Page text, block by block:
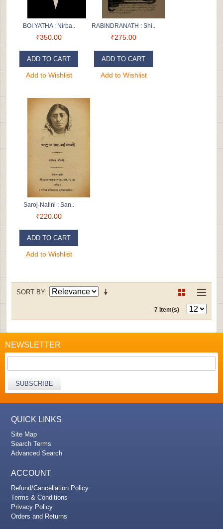
BOI YATHA : Nirba..
₹350.00
ADD TO CART
Add to Wishlist
RABINDRANATH : Shi..
₹275.00
ADD TO CART
Add to Wishlist
Saroj-Nalini : San..
₹220.00
ADD TO CART
Add to Wishlist
SORT BY
7 Item(s)
NEWSLETTER
SUBSCRIBE
QUICK LINKS
Site Map
Search Terms
Advanced Search
ACCOUNT
Refund/Cancellation Policy
Terms & Conditions
Privacy Policy
Orders and Returns